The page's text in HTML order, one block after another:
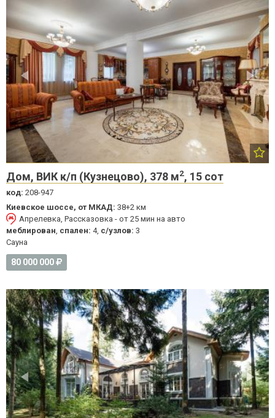
Дом, ВИК к/п (Кузнецово), 378 м2, 15 сот
код: 208-947
Киевское шоссе, от МКАД: 38+2 км
Апрелевка, Рассказовка - от 25 мин на авто
меблирован, спален: 4, с/узлов: 3
Cауна
80 000 000